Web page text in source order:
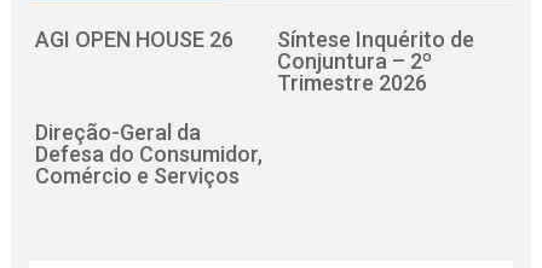
AGI OPEN HOUSE 26
Síntese Inquérito de
Conjuntura – 2º
Trimestre 2026
Direção-Geral da
Defesa do Consumidor,
Comércio e Serviços